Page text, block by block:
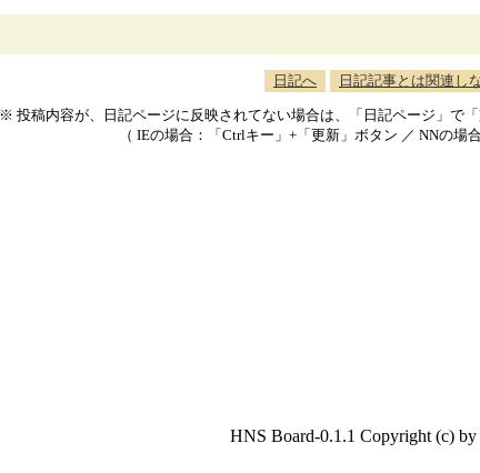
日記へ 日記記事とは関連し
※ 投稿内容が、日記ページに反映されてない場合は、「日記ページ」で
（ IEの場合：「Ctrlキー」+「更新」ボタン ／ NNの場
HNS Board-0.1.1 Copyright (c) by